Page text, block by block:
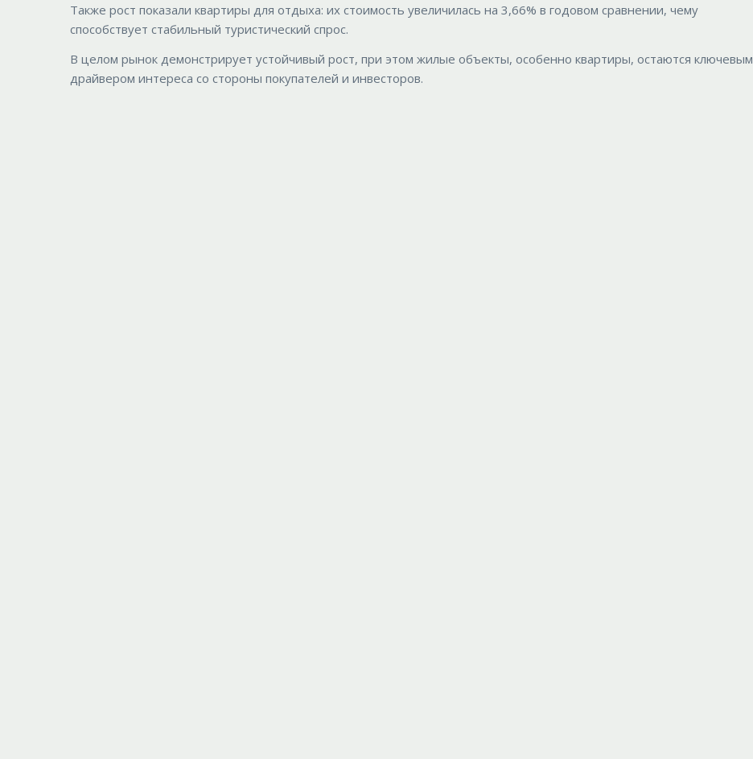
Также рост показали квартиры для отдыха: их стоимость увеличилась на 3,66% в годовом сравнении, чему
способствует стабильный туристический спрос.
В целом рынок демонстрирует устойчивый рост, при этом жилые объекты, особенно квартиры, остаются ключевым
драйвером интереса со стороны покупателей и инвесторов.